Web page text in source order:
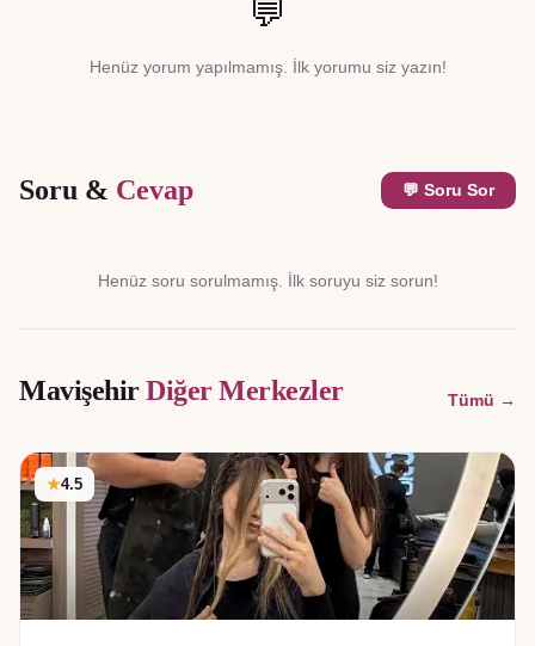
💬
Henüz yorum yapılmamış. İlk yorumu siz yazın!
Soru & Cevap 💬 Soru Sor
Henüz soru sorulmamış. İlk soruyu siz sorun!
Mavişehir Diğer Merkezler Tümü →
★4.5